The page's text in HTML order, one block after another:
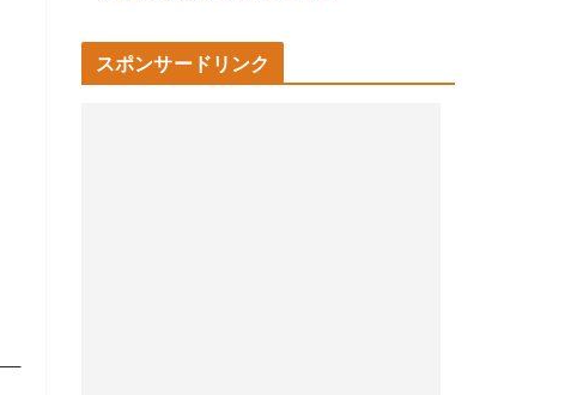
スポンサードリンク